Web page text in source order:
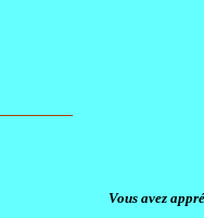
Vous avez